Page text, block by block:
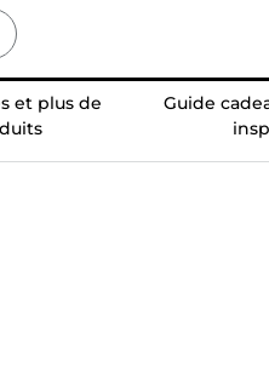
et plus de
Guide